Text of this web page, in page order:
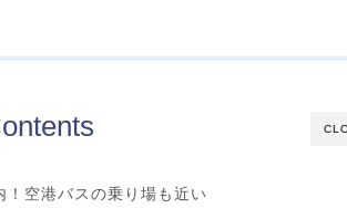
空港バスの乗り場も近い